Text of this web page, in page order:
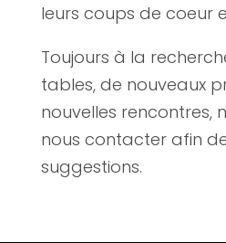
leurs coups de coeur
Toujours à la
tables, de nouveaux
nouvelles rencontres,
nous contacter afin
suggestions.